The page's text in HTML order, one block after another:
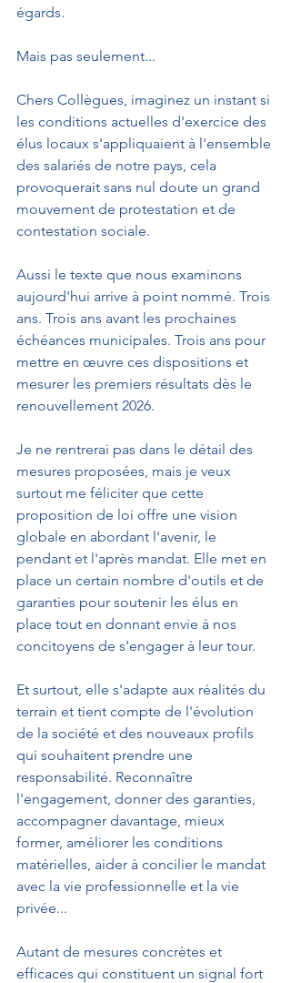
égards.
Mais pas seulement...
Chers Collègues, imaginez un instant si
les conditions actuelles d'exercice des
élus locaux s'appliquaient à l'ensemble
des salariés de notre pays, cela
provoquerait sans nul doute un grand
mouvement de protestation et de
contestation sociale.
Aussi le texte que nous examinons
aujourd'hui arrive à point nommé. Trois
ans. Trois ans avant les prochaines
échéances municipales. Trois ans pour
mettre en œuvre ces dispositions et
mesurer les premiers résultats dès le
renouvellement 2026.
Je ne rentrerai pas dans le détail des
mesures proposées, mais je veux
surtout me féliciter que cette
proposition de loi offre une vision
globale en abordant l'avenir, le
pendant et l'après mandat. Elle met en
place un certain nombre d'outils et de
garanties pour soutenir les élus en
place tout en donnant envie à nos
concitoyens de s'engager à leur tour.
Et surtout, elle s'adapte aux réalités du
terrain et tient compte de l'évolution
de la société et des nouveaux profils
qui souhaitent prendre une
responsabilité. Reconnaître
l'engagement, donner des garanties,
accompagner davantage, mieux
former, améliorer les conditions
matérielles, aider à concilier le mandat
avec la vie professionnelle et la vie
privée...
Autant de mesures concrètes et
efficaces qui constituent un signal fort